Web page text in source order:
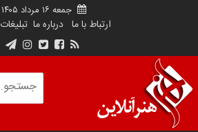
جمعه ۱۶ مرداد ۱۴۰۵
ارتباط با ما درباره ما تبلیغات